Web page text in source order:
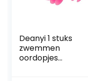
Deanyi 1 stuks
zwemmen
oordopjes